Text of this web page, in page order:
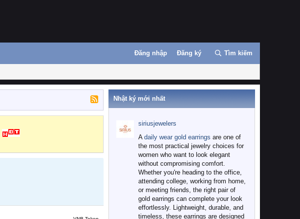
Đăng nhập Đăng ký Tìm kiếm
Nhật ký mới nhất
siriusjewelers
A daily wear gold earrings are one of
the most practical jewelry choices for
women who want to look elegant
without compromising comfort.
Whether you're heading to the office,
attending college, working from home,
or meeting friends, the right pair of
gold earrings can complete your look
effortlessly. Lightweight, durable, and
timeless, these earrings are designed